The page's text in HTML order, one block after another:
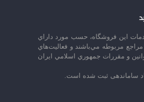
اين فروشگاه، حسب مورد داراي
مراجع مربوطه مي‌باشند و فعاليت‌هاي
و مقررات جمهوري اسلامي ايران
ساماندهی ثبت شده است.